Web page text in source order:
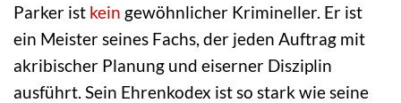
Parker ist kein gewöhnlicher Krimineller. Er ist
ein Meister seines Fachs, der jeden Auftrag mit
akribischer Planung und eiserner Disziplin
ausführt. Sein Ehrenkodex ist so stark wie seine